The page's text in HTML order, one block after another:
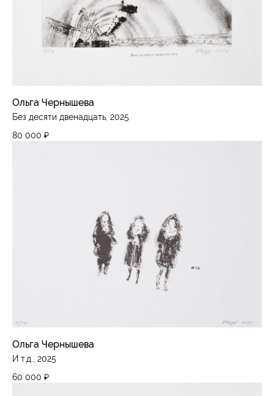
Ольга Чернышева
Без десяти двенадцать, 2025
80 000 ₽
Ольга Чернышева
И т.д., 2025
60 000 ₽